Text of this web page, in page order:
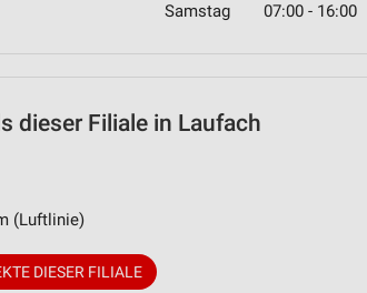
Samstag 07:00 - 16:00
dieser Filiale in Laufach
(Luftlinie)
DIESER FILIALE